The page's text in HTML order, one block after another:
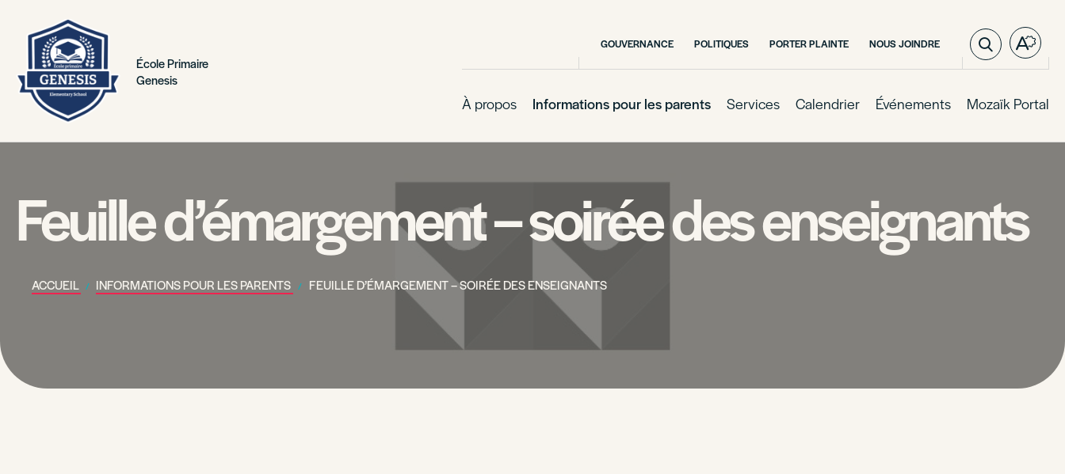
École Primaire
Genesis
GOUVERNANCE POLITIQUES PORTER PLAINTE NOUS JOINDRE
la
À propos Informations pour les parents Services Calendrier Événements Mozaïk Portal
Feuille d’émargement – soirée des enseignants
ACCUEIL INFORMATIONS POUR LES PARENTS FEUILLE D’ÉMARGEMENT – SOIRÉE DES ENSEIGNANTS